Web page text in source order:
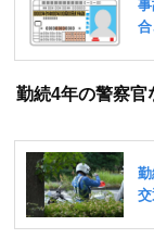
勤続4年の警察